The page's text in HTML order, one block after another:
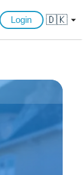
Login 🇩🇰 arrow_drop_down